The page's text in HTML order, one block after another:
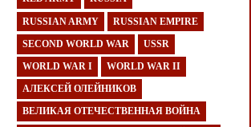
RUSSIAN ARMY RUSSIAN EMPIRE
SECOND WORLD WAR USSR
WORLD WAR I WORLD WAR II
АЛЕКСЕЙ ОЛЕЙНИКОВ
ВЕЛИКАЯ ОТЕЧЕСТВЕННАЯ ВОЙНА